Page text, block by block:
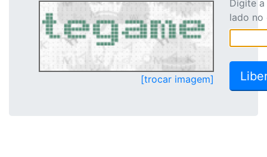
[trocar imagem]
Digite
lado no